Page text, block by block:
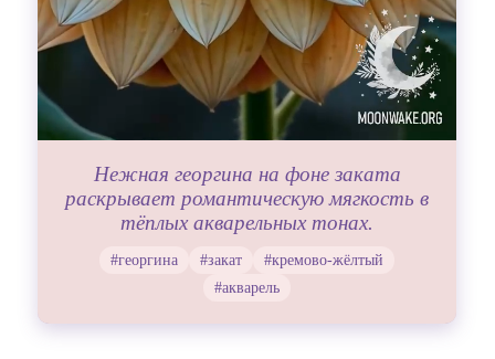
Нежная георгина на фоне заката
раскрывает романтическую мягкость в
тёплых акварельных тонах.
#георгина #закат
#кремово-жёлтый
#акварель